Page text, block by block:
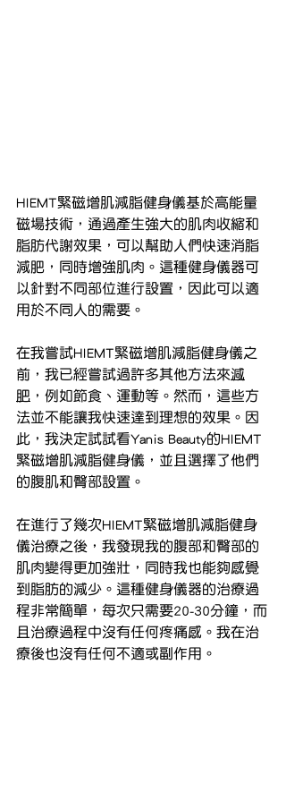
HIEMT緊磁增肌減脂健身儀基於高能量
磁場技術，通過產生強大的肌肉收縮和
脂肪代謝效果，可以幫助人們快速消脂
減肥，同時增強肌肉。這種健身儀器可
以針對不同部位進行設置，因此可以適
用於不同人的需要。
在我嘗試HIEMT緊磁增肌減脂健身儀之
前，我已經嘗試過許多其他方法來減
肥 ，例如節食、運動等。然而，這些方
法並不能讓我快速達到理想的效果。因
此，我決定試試看Yanis Beauty的HIEMT
緊磁增肌減脂健身儀，並且選擇了他們
的腹肌和臀部設置。
在進行了幾次HIEMT緊磁增肌減脂健身
儀治療之後，我發現我的腹部和臀部的
肌肉變得更加強壯，同時我也能夠感覺
到脂肪的減少。這種健身儀器的治療過
程非常簡單，每次只需要20-30分鐘，而
且治療過程中沒有任何疼痛感。我在治
療後也沒有任何不適或副作用。